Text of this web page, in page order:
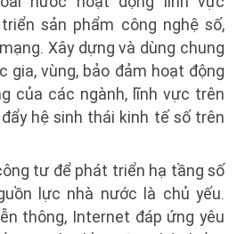
sản phẩm công nghệ số,
Xây dựng và dùng chung
gia, vùng, bảo đảm hoạt động
của các ngành, lĩnh vực trên
hệ sinh thái kinh tế số trên
tư để phát triển hạ tầng số
lực nhà nước là chủ yếu.
thông, Internet đáp ứng yêu